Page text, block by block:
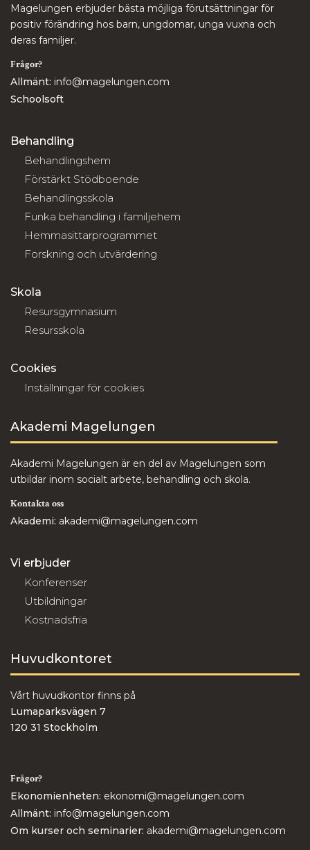
Magelungen erbjuder bästa möjliga förutsättningar för
positiv förändring hos barn, ungdomar, unga vuxna och
deras familjer.
Frågor?
Allmänt: info@magelungen.com
Schoolsoft
Behandling
Behandlingshem
Förstärkt Stödboende
Behandlingsskola
Funka behandling i familjehem
Hemmasittarprogrammet
Forskning och utvärdering
Skola
Resursgymnasium
Resursskola
Cookies
Inställningar för cookies
Akademi Magelungen
Akademi Magelungen är en del av Magelungen som
utbildar inom socialt arbete, behandling och skola.
Kontakta oss
Akademi: akademi@magelungen.com
Vi erbjuder
Konferenser
Utbildningar
Kostnadsfria
Huvudkontoret
Vårt huvudkontor finns på
Lumaparksvägen 7
120 31 Stockholm
Frågor?
Ekonomienheten: ekonomi@magelungen.com
Allmänt: info@magelungen.com
Om kurser och seminarier: akademi@magelungen.com